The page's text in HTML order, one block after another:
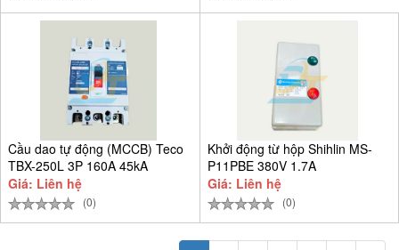
Cầu dao tự động (MCCB) Teco
TBX-250L 3P 160A 45kA
Giá: Liên hệ
(0)
Khởi động từ hộp Shihlin MS-
P11PBE 380V 1.7A
Giá: Liên hệ
(0)